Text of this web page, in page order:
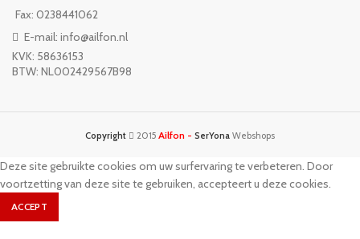
Fax: 0238441062
E-mail: info@ailfon.nl
KVK: 58636153
BTW: NL002429567B98
Copyright 2015 Ailfon - SerYona Webshops
Deze site gebruikte cookies om uw surfervaring te verbeteren. Door
voortzetting van deze site te gebruiken, accepteert u deze cookies.
ACCEPT